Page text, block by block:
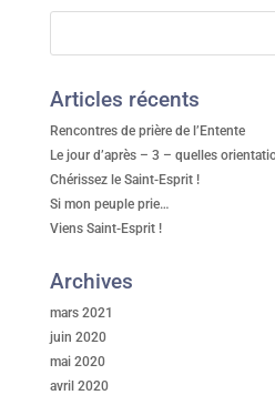
Articles récents
Rencontres de prière de l’Entente
Le jour d’après – 3 – quelles
Chérissez le Saint-Esprit !
Si mon peuple prie…
Viens Saint-Esprit !
Archives
mars 2021
juin 2020
mai 2020
avril 2020